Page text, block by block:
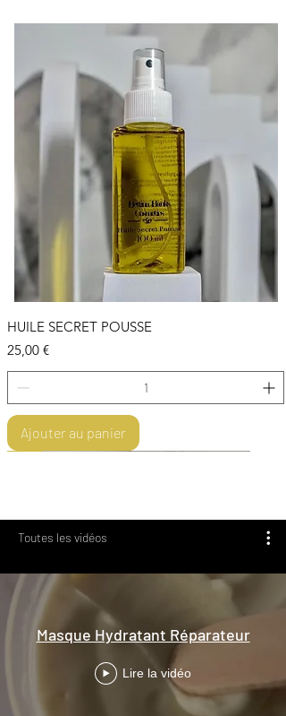
HUILE SECRET POUSSE
Prix
25,00 €
Ajouter au panier
Toutes les vidéos
Masque Hydratant Réparateur
Lire la vidéo